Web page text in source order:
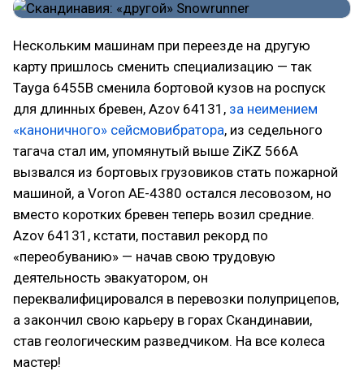
Нескольким машинам при переезде на другую
карту пришлось сменить специализацию — так
Tayga 6455B сменила бортовой кузов на роспуск
для длинных бревен, Azov 64131, за неимением
«каноничного» сейсмовибратора, из седельного
тагача стал им, упомянутый выше ZiKZ 566A
вызвался из бортовых грузовиков стать пожарной
машиной, а Voron AE-4380 остался лесовозом, но
вместо коротких бревен теперь возил средние.
Azov 64131, кстати, поставил рекорд по
«переобуванию» — начав свою трудовую
деятельность эвакуатором, он
переквалифицировался в перевозки полуприцепов,
а закончил свою карьеру в горах Скандинавии,
став геологическим разведчиком. На все колеса
мастер!